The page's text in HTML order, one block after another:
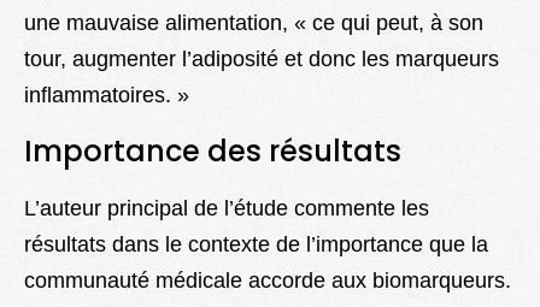
une mauvaise alimentation, « ce qui peut, à son
tour, augmenter l’adiposité et donc les marqueurs
inflammatoires. »
Importance des résultats
L’auteur principal de l’étude commente les
résultats dans le contexte de l’importance que la
communauté médicale accorde aux biomarqueurs.